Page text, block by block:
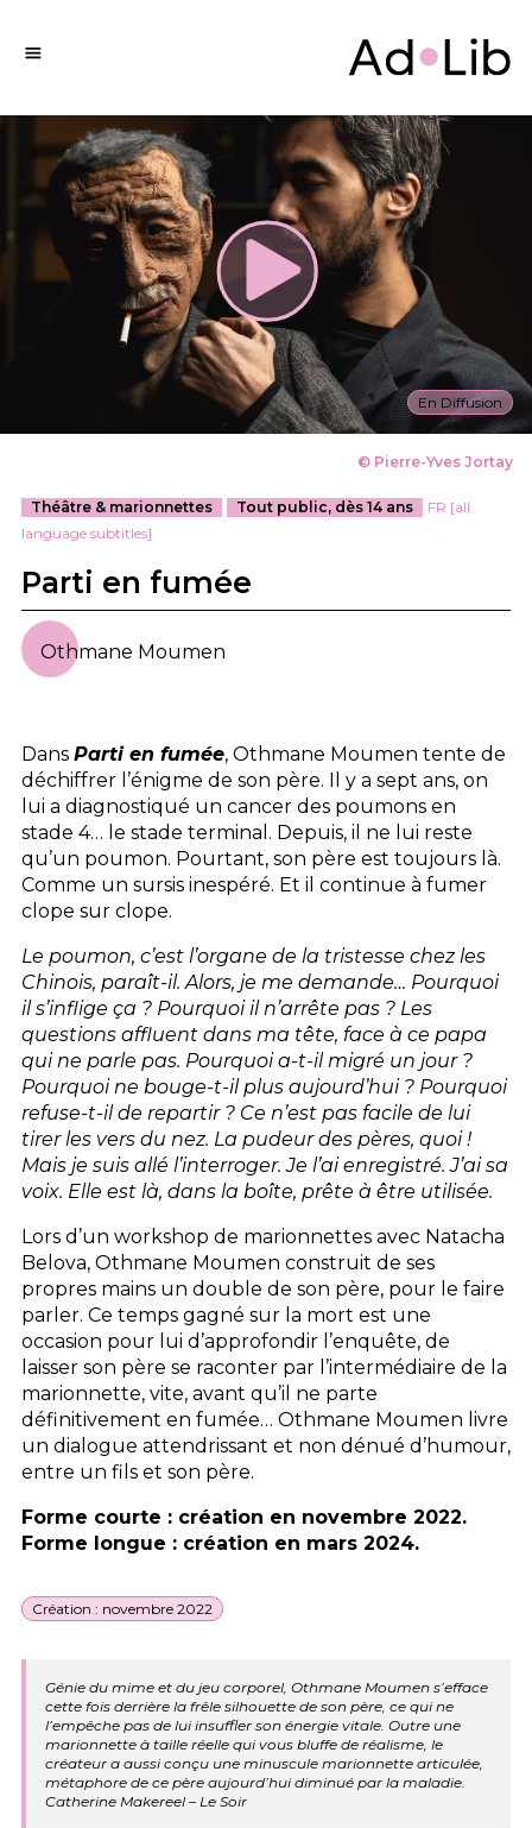
© Pierre-Yves Jortay
En Diffusion
Théâtre & marionnettes Tout public, dès 14 ans
FR [all
language subtitles]
Parti en fumée
Othmane Moumen
Dans Parti en fumée, Othmane Moumen tente de
déchiffrer l’énigme de son père. Il y a sept ans, on
lui a diagnostiqué un cancer des poumons en
stade 4… le stade terminal. Depuis, il ne lui reste
qu’un poumon. Pourtant, son père est toujours là.
Comme un sursis inespéré. Et il continue à fumer
clope sur clope.
Le poumon, c’est l’organe de la tristesse chez les
Chinois, paraît-il. Alors, je me demande… Pourquoi
il s’inflige ça ? Pourquoi il n’arrête pas ? Les
questions affluent dans ma tête, face à ce papa
qui ne parle pas. Pourquoi a-t-il migré un jour ?
Pourquoi ne bouge-t-il plus aujourd’hui ? Pourquoi
refuse-t-il de repartir ? Ce n’est pas facile de lui
tirer les vers du nez. La pudeur des pères, quoi !
Mais je suis allé l’interroger. Je l’ai enregistré. J’ai sa
voix. Elle est là, dans la boîte, prête à être utilisée.
Lors d’un workshop de marionnettes avec Natacha
Belova, Othmane Moumen construit de ses
propres mains un double de son père, pour le faire
parler. Ce temps gagné sur la mort est une
occasion pour lui d’approfondir l’enquête, de
laisser son père se raconter par l’intermédiaire de la
marionnette, vite, avant qu’il ne parte
définitivement en fumée… Othmane Moumen livre
un dialogue attendrissant et non dénué d’humour,
entre un fils et son père.
Forme courte : création en novembre 2022.
Forme longue : création en mars 2024.
Création : novembre 2022
Génie du mime et du jeu corporel, Othmane Moumen s’efface
cette fois derrière la frêle silhouette de son père, ce qui ne
l’empêche pas de lui insuffler son énergie vitale. Outre une
marionnette à taille réelle qui vous bluffe de réalisme, le
créateur a aussi conçu une minuscule marionnette articulée,
métaphore de ce père aujourd’hui diminué par la maladie.
Catherine Makereel – Le Soir